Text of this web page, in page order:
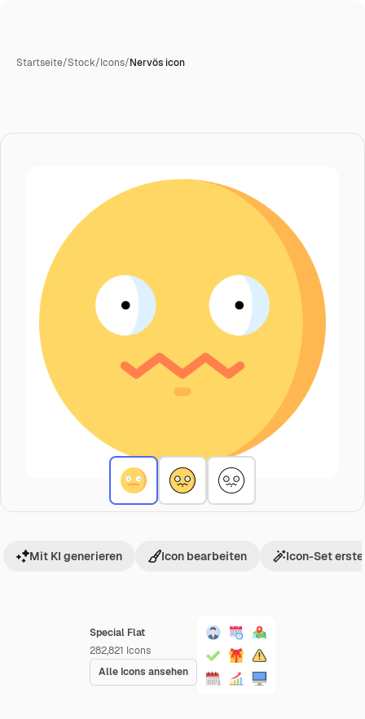
Startseite/Stock/Icons/Nervös icon
Special Flat
282,821 Icons
Alle Icons ansehen
Mit KI generieren Icon bearbeiten Icon-Set